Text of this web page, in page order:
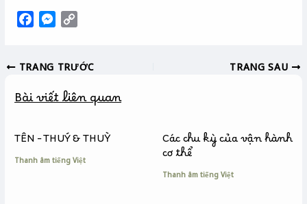
e
o
k
M
s
n
e
y
i
k
TRANG TRƯỚC TRANG SAU
Bài viết liên quan
TÊN – THUÝ & THUỲ
Thanh âm tiếng Việt
Các chu kỳ của vận hành
cơ thể
Thanh âm tiếng Việt